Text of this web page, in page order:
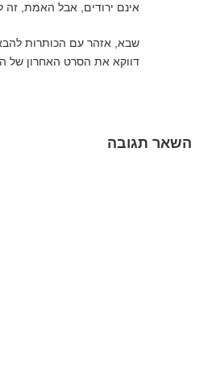
אינם ירודים, אבל האמת, זה
שבא, אזהר עם הכותרות
דווקא את הסרט האחרון של
השאר תגובה